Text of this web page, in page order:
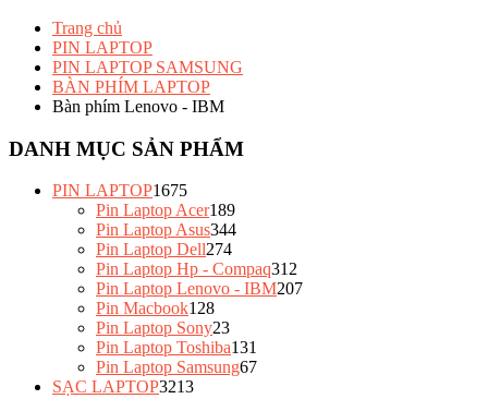
Trang chủ
PIN LAPTOP
PIN LAPTOP SAMSUNG
BÀN PHÍM LAPTOP
Bàn phím Lenovo - IBM
DANH MỤC SẢN PHẨM
PIN LAPTOP1675
Pin Laptop Acer189
Pin Laptop Asus344
Pin Laptop Dell274
Pin Laptop Hp - Compaq312
Pin Laptop Lenovo - IBM207
Pin Macbook128
Pin Laptop Sony23
Pin Laptop Toshiba131
Pin Laptop Samsung67
SẠC LAPTOP3213